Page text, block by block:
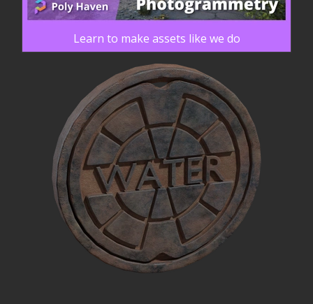
Learn to make assets like we do